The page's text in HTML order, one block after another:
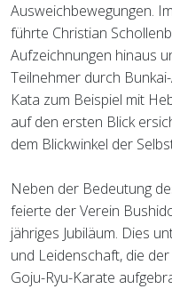
Ausweichbewegungen.
führte Christian
Aufzeichnungen hinaus
Teilnehmer durch
Kata zum Beispiel mit
auf den ersten Blick
dem Blickwinkel der
Neben der Bedeutung
feierte der Verein
jähriges Jubiläum. Dies
und Leidenschaft, die
Goju-Ryu-Karate